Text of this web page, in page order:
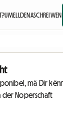
UMELLDENASCHREIWEN
mä Dir
der Noperschaft